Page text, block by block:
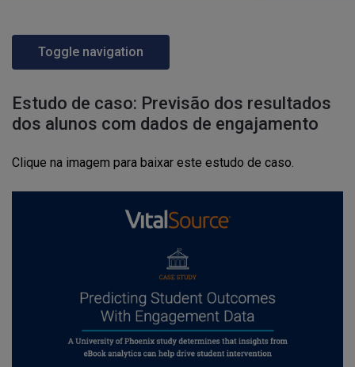
Toggle navigation
Estudo de caso: Previsão dos resultados
dos alunos com dados de engajamento
Clique na imagem para baixar este estudo de caso.